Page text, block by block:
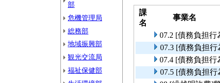
部
危機管理局
総務部
地域振興部
観光交流局
福祉保健部
課
名
事業名
07.2 [債務負担
07.3 [債務負担
07.4 [債務負担
07.5 [債務負担